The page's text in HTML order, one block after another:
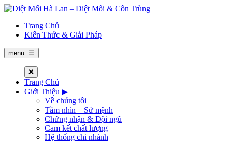
Trang Chủ
Kiến Thức & Giải Pháp
menu: ☰
❌
Trang Chủ
Giới Thiệu ▶
Về chúng tôi
Tầm nhìn – Sứ mệnh
Chứng nhận & Đội ngũ
Cam kết chất lượng
Hệ thống chi nhánh